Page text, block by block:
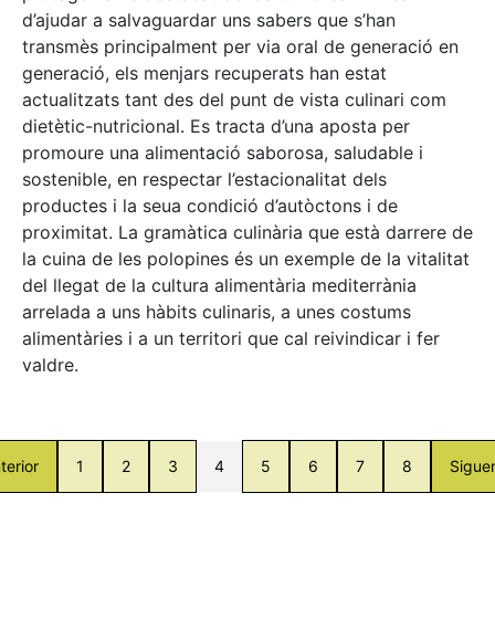
d’ajudar a salvaguardar uns sabers que s’han
transmès principalment per via oral de generació en
generació, els menjars recuperats han estat
actualitzats tant des del punt de vista culinari com
dietètic-nutricional. Es tracta d’una aposta per
promoure una alimentació saborosa, saludable i
sostenible, en respectar l’estacionalitat dels
productes i la seua condició d’autòctons i de
proximitat. La gramàtica culinària que està darrere de
la cuina de les polopines és un exemple de la vitalitat
del llegat de la cultura alimentària mediterrània
arrelada a uns hàbits culinaris, a unes costums
alimentàries i a un territori que cal reivindicar i fer
valdre.
1 2 3 4 5 6 7 8